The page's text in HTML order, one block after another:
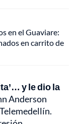
en el Guaviare:
en carrito de
y le dio la
Anderson